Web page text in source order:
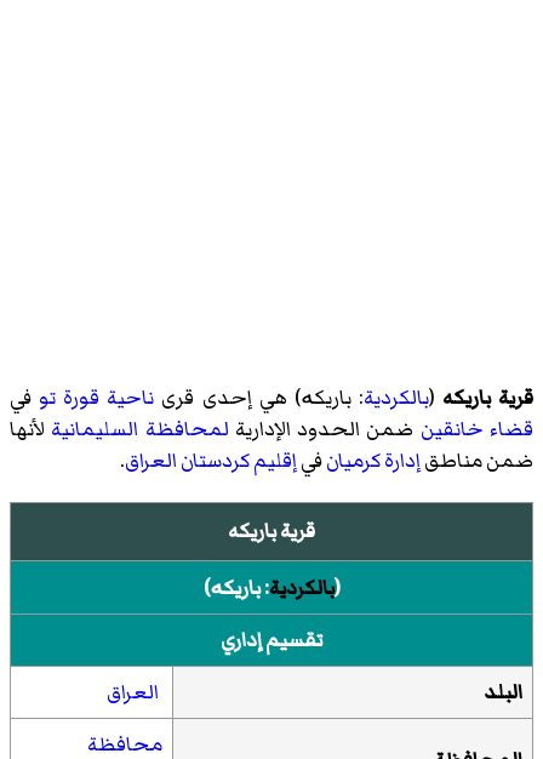
قرية باريكه (بالكردية:باریکە)‏ هي إحدى قرى ناحية قورة تو في
قضاء خانقين ضمن الحدود الإدارية لمحافظة السليمانية لأنها
ضمن مناطقإدارة كرميانفيإقليم كردستان العراق.
قرية باريكه
(بالكردية:باریکە)‏
تقسيم إداري
البلد
العراق
محافظة